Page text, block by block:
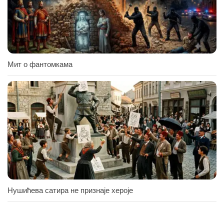
Мит о фантомкама
Нушићева сатира не признаје хероје